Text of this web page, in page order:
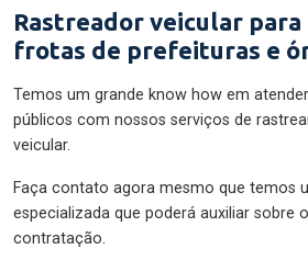
Rastreador veicular para
frotas de prefeituras e
Temos um grande know how em
públicos com nossos serviços de
veicular.
Faça contato agora mesmo que temos
especializada que poderá auxiliar sobre
contratação.